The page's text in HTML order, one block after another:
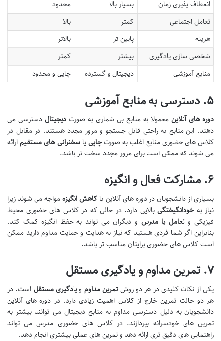
انعطاف پذیری زمان بسیار بالا
محدود
تعامل اجتماعی
کمتر
بالا
هزینه
پایین تر
بالاتر
شخصی سازی یادگیری
بیشتر
کمتر
منابع آموزشی
دیجیتال و گسترده چاپی و محدود
۵.دسترسی به منابع آموزشی
دوره های آنلاین معمولا به منابع بی شماری به صورت دیجیتال دسترسی می
دهند. این منابع به راحتی قابل جستجو و مرور مجدد هستند. در مقابل در
کلاس های حضوری منابع اغلب به صورتچاپییاسخنرانی های مستقیمارائه
می شوند که ممکن است برای مرور مجدد سخت تر باشد.
۶. مشارکت فعال و انگیزه
بسیاری از دانشجویان در دوره های آنلاین با کاهش انگیزهمواجه می شوند زیرا
نیاز به خودانگیختگی بالایی دارد. در حالی که در کلاس های حضوری محیط
فیزیکی وتعامل با مدرس و دیگران می تواند به حفظ انگیزه کمک کند.
بنابراین اگر شما فردی هستید که نیاز به هدایت و حمایت مداوم دارید ممکن
است کلاس های حضوری برایتان مناسب تر باشد.
۷.تمرین مداوم و یادگیری مستقل
یکی از نکات کلیدی در هر دو روشتمرین مداوم ویادگیری مستقل است. در
هر دو حالت تمرین خارج از کلاس اهمیت زیادی دارد. در دوره های آنلاین
دانشجویان به دلیل دسترسی مداوم به منابع دیجیتال می توانند بیشتر به
تمرین های خودسرانه بپردازند. در کلاس های حضوری مدرس می تواند
راهنمایی های دقیق تری ارائه دهد و تمرین های عملی بیشتری انجام دهد.